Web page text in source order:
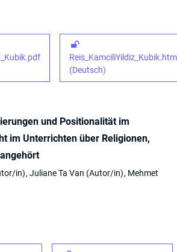
(Deutsch)
und Positionalität im
im Unterrichten über Religionen,
in Juliane Ta Van Autor/in
Mehmet